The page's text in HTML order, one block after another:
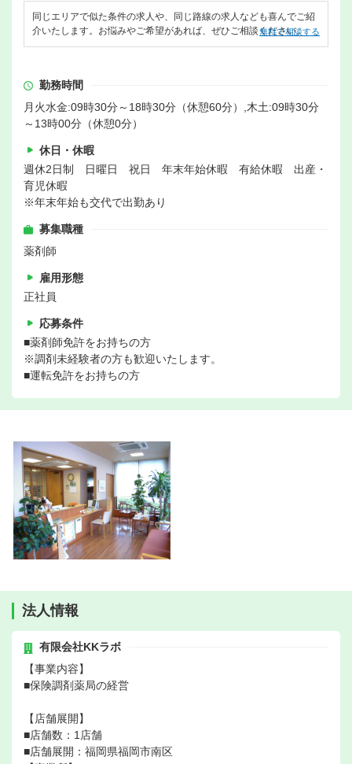
同じエリアで似た条件の求人や、同じ路線の求人なども喜んでご紹
介いたします。お悩みやご希望があれば、ぜひご相談ください。
無料で相談する
勤務時間
月火水金:09時30分～18時30分（休憩60分）,木土:09時30分
～13時00分（休憩0分）
休日・休暇
週休2日制 日曜日 祝日 年末年始休暇 有給休暇 出産・
育児休暇
※年末年始も交代で出勤あり
募集職種
薬剤師
雇用形態
正社員
応募条件
■薬剤師免許をお持ちの方
※調剤未経験者の方も歓迎いたします。
■運転免許をお持ちの方
法人情報
有限会社KKラボ
【事業内容】
■保険調剤薬局の経営
【店舗展開】
■店舗数：1店舗
■店舗展開：福岡県福岡市南区